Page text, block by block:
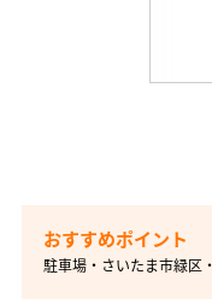
駐車場・さいたま市緑区